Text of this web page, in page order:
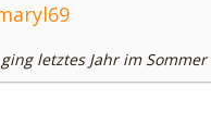
letztes Jahr im Sommer